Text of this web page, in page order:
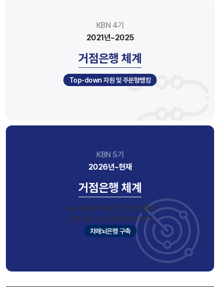
KBN 4기
2021년~2025
거점은행 체계
Top-down 자원 및 주문형뱅킹
KBN 5기
2026년~현재
거점은행 체계
Top-down 자원 및 주문형뱅킹
인체자원 수집 네트워크 확대
치매뇌은행 구축